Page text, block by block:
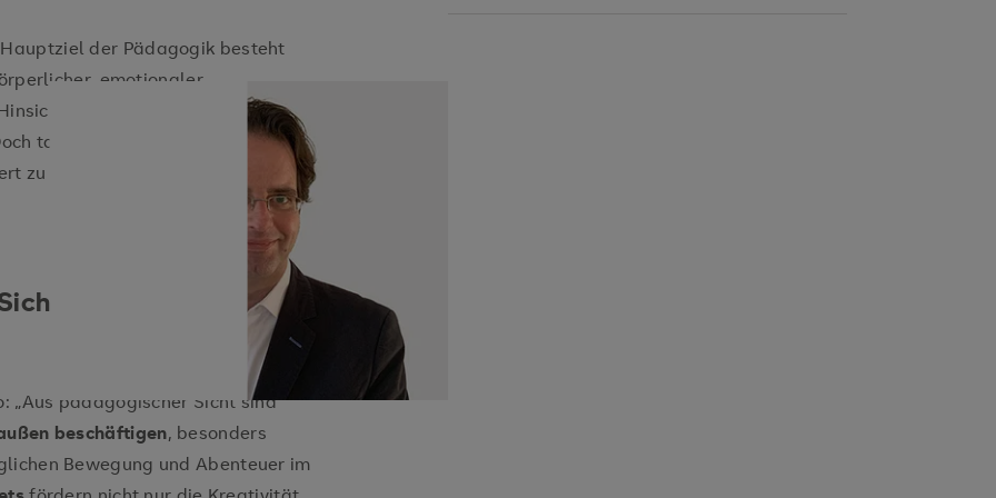
der Pädagogik besteht
emotionaler,
zu fördern. Ganz schön
tatsächlich sind solche
zu verschenken, als man
ein gutes
„Aus pädagogischer Sicht sind
beschäftigen, besonders
Bewegung und Abenteuer im